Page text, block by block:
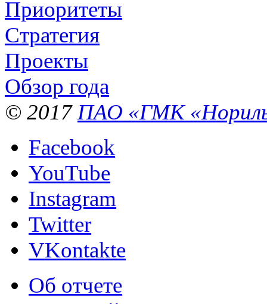
Приоритеты
Стратегия
Проекты
Обзор года
© 2017 ПАО «ГМК
Facebook
YouTube
Instagram
Twitter
VKontakte
Об отчете